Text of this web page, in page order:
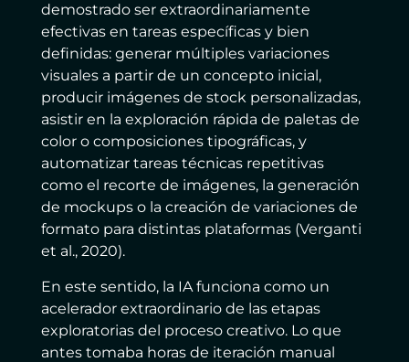
demostrado ser extraordinariamente
efectivas en tareas específicas y bien
definidas: generar múltiples variaciones
visuales a partir de un concepto inicial,
producir imágenes de stock personalizadas,
asistir en la exploración rápida de paletas de
color o composiciones tipográficas, y
automatizar tareas técnicas repetitivas
como el recorte de imágenes, la generación
de mockups o la creación de variaciones de
formato para distintas plataformas (Verganti
et al., 2020).
En este sentido, la IA funciona como un
acelerador extraordinario de las etapas
exploratorias del proceso creativo. Lo que
antes tomaba horas de iteración manual